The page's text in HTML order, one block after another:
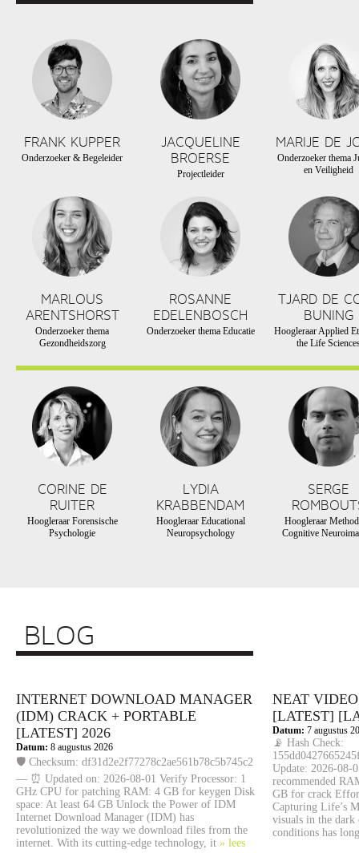
FRANK KUPPER
Onderzoeker & Begeleider
JACQUELINE
BROERSE
Projectleider
MARIJE DE
Onderzoeker thema
en Veiligheid
MARLOUS
ARENTSHORST
Onderzoeker thema
Gezondheidszorg
ROSANNE
EDELENBOSCH
Onderzoeker thema Educatie
TJARD DE
BUNING
Hoogleraar Applied
the Life
CORINE DE
RUITER
Hoogleraar Forensische
Psychologie
LYDIA
KRABBENDAM
Hoogleraar Educational
Neuropsychology
SERGE
Hoogleraar
Cognitive
BLOG
INTERNET DOWNLOAD MANAGER
(IDM) CRACK + PORTABLE
[LATEST] 2026
Datum: 8 augustus 2026
🛡️ Checksum: df31d2e2f77278c2ae561b78c5b745c2
— ⏰ Updated on: 2026-08-01 Verify Processor: 1
GHz CPU for patching RAM: 4 GB for keygen Disk
space: At least 64 GB Unlock the Power of IDM
Internet Download Manager (IDM) has
revolutionized the way we download files from the
internet. With its cutting-edge technology, it » lees
NEAT
[LATEST]
Datum: 7 augustus
📡 Hash Check:
Update: 2026-08-
recommended
GB for crack
Capturing Life’s
visuals in the
conditions has